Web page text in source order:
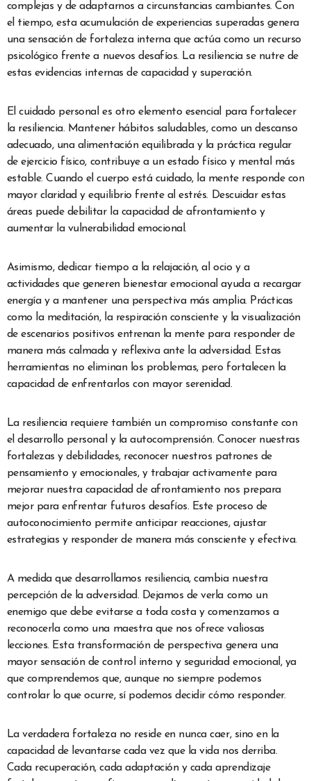
complejas y de adaptarnos a circunstancias cambiantes. Con
el tiempo, esta acumulación de experiencias superadas genera
una sensación de fortaleza interna que actúa como un recurso
psicológico frente a nuevos desafíos. La resiliencia se nutre de
estas evidencias internas de capacidad y superación.
El cuidado personal es otro elemento esencial para fortalecer
la resiliencia. Mantener hábitos saludables, como un descanso
adecuado, una alimentación equilibrada y la práctica regular
de ejercicio físico, contribuye a un estado físico y mental más
estable. Cuando el cuerpo está cuidado, la mente responde con
mayor claridad y equilibrio frente al estrés. Descuidar estas
áreas puede debilitar la capacidad de afrontamiento y
aumentar la vulnerabilidad emocional.
Asimismo, dedicar tiempo a la relajación, al ocio y a
actividades que generen bienestar emocional ayuda a recargar
energía y a mantener una perspectiva más amplia. Prácticas
como la meditación, la respiración consciente y la visualización
de escenarios positivos entrenan la mente para responder de
manera más calmada y reflexiva ante la adversidad. Estas
herramientas no eliminan los problemas, pero fortalecen la
capacidad de enfrentarlos con mayor serenidad.
La resiliencia requiere también un compromiso constante con
el desarrollo personal y la autocomprensión. Conocer nuestras
fortalezas y debilidades, reconocer nuestros patrones de
pensamiento y emocionales, y trabajar activamente para
mejorar nuestra capacidad de afrontamiento nos prepara
mejor para enfrentar futuros desafíos. Este proceso de
autoconocimiento permite anticipar reacciones, ajustar
estrategias y responder de manera más consciente y efectiva.
A medida que desarrollamos resiliencia, cambia nuestra
percepción de la adversidad. Dejamos de verla como un
enemigo que debe evitarse a toda costa y comenzamos a
reconocerla como una maestra que nos ofrece valiosas
lecciones. Esta transformación de perspectiva genera una
mayor sensación de control interno y seguridad emocional, ya
que comprendemos que, aunque no siempre podemos
controlar lo que ocurre, sí podemos decidir cómo responder.
La verdadera fortaleza no reside en nunca caer, sino en la
capacidad de levantarse cada vez que la vida nos derriba.
Cada recuperación, cada adaptación y cada aprendizaje